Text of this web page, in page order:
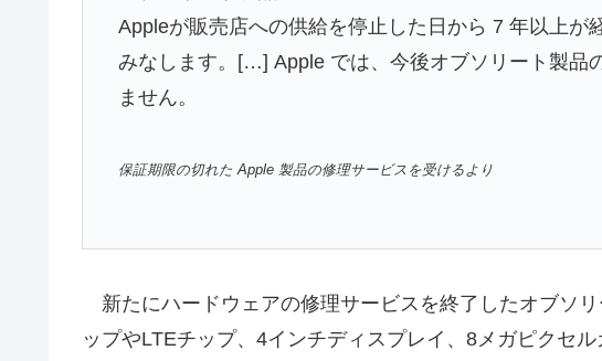
Appleが販売店への供給を停止した日から 7 年以上が
みなします。[…] Apple では、今後オブソリート製品
ません。
保証期限の切れた Apple 製品の修理サービスを受けるより
新たにハードウェアの修理サービスを終了したオブソ
ップやLTEチップ、4インチディスプレイ、8メガピクセ